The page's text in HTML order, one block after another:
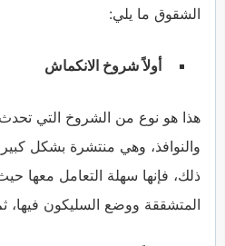
الشقوق ما يلي:
أولاً شروخ الانكماش
هذا هو نوع من الشروخ التي
والنوافذ، وهي منتشرة بشكل
ذلك، فإنها سهلة التعامل معها
المتشققة ووضع السليكون فيها،